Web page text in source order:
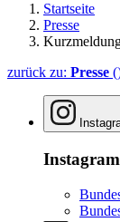
Startseite
Presse
zurück zu: Presse